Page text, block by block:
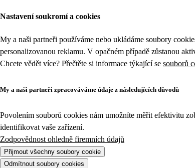
Nastavení soukromí a cookies
My a naši partneři používáme nebo ukládáme soubory
personalizovanou reklamu. V opačném případě zůstanou
Chcete vědět více? Přečtěte si informace týkající se souborů
My a naši partneři zpracováváme údaje z následujících důvodů
Povolením souborů cookies nám umožníte měřit efektivitu
identifikovat vaše zařízení.
Zodpovědnost ohledně firemních údajů
Přijmout všechny soubory cookie
Odmítnout soubory cookies